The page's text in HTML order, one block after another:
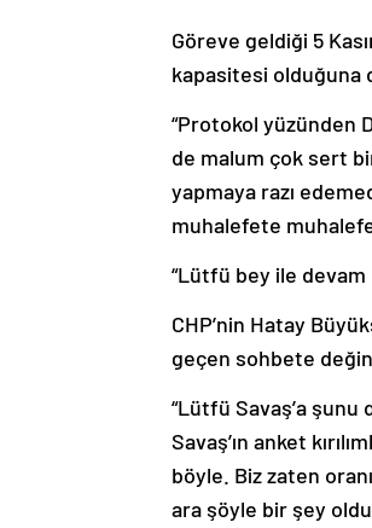
Göreve geldiği 5
kapasitesi olduğuna
“Protokol yüzünden
de malum çok sert
yapmaya razı
muhalefete
“Lütfü bey ile devam
CHP’nin Hatay
geçen sohbete
“Lütfü Savaş’a şunu
Savaş’ın anket
böyle. Biz zaten
ara şöyle bir şey